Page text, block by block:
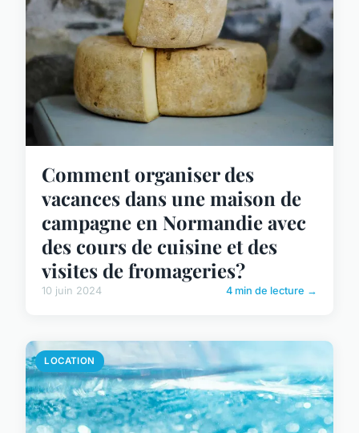
Comment organiser des
vacances dans une maison de
campagne en Normandie avec
des cours de cuisine et des
visites de fromageries?
10 juin 2024 4 min de lecture →
LOCATION